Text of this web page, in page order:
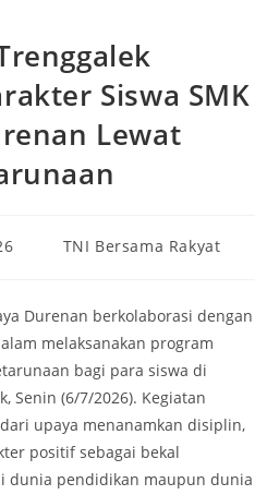
Siswa SMK
Lewat
Post
TNI Bersama Rakyat
Durenan berkolaborasi dengan
melaksanakan program
bagi para siswa di
Senin (6/7/2026). Kegiatan
upaya menanamkan disiplin,
positif sebagai bekal
dunia pendidikan maupun dunia